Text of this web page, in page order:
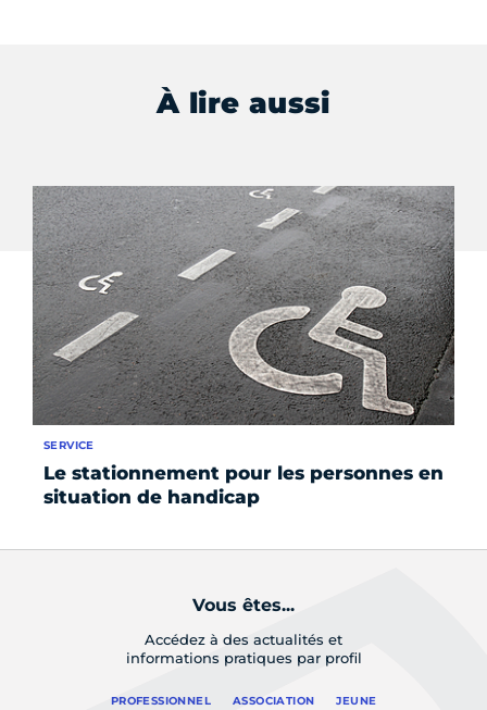
À lire aussi
Le stationnement pour les personnes en
situation de handicap
SERVICE
Vous êtes...
Accédez à des actualités et
informations pratiques par profil
PROFESSIONNEL ASSOCIATION JEUNE